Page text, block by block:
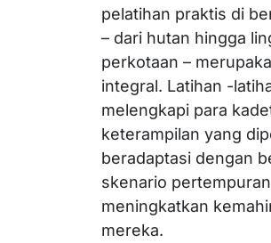
pelatihan praktis di
– dari hutan hingga
perkotaan –
integral. Latihan -
melengkapi para
keterampilan yang
beradaptasi dengan
skenario
meningkatkan
mereka.